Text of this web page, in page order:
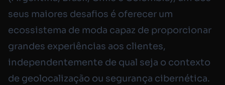
seus maiores desafios é oferecer um
ecossistema de moda capaz de proporcionar
grandes experiências aos clientes,
independentemente de qual seja o contexto
de geolocalização ou segurança cibernética.